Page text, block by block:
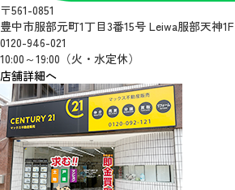
〒561-0851
豊中市服部元町1丁目3番15号 Leiwa服部天神1F
0120-946-021
10:00～19:00（火・水定休）
店舗詳細へ